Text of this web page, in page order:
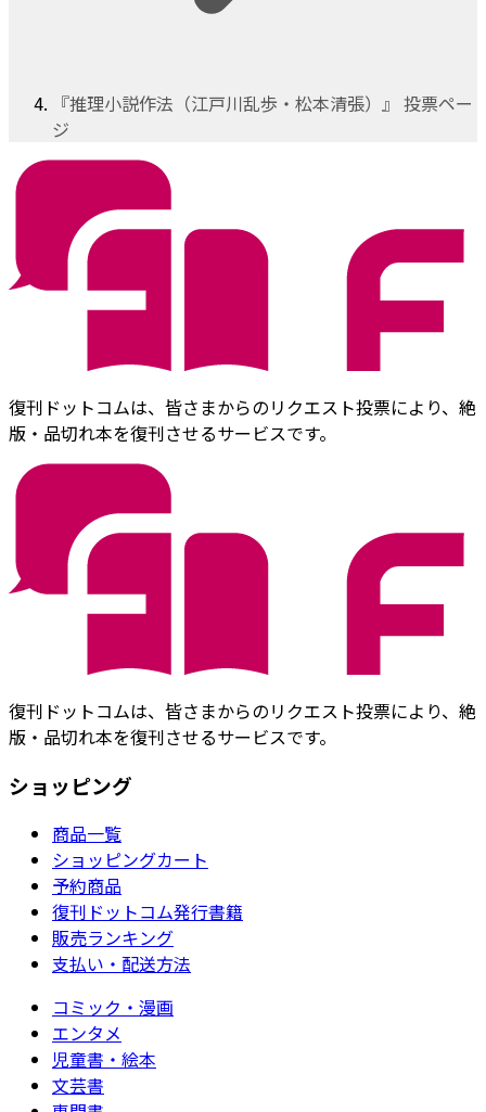
『推理小説作法（江戸川乱歩・松本清張）』 投票ペー
ジ
復刊ドットコムは、皆さまからのリクエスト投票により、絶
版・品切れ本を復刊させるサービスです。
復刊ドットコムは、皆さまからのリクエスト投票により、絶
版・品切れ本を復刊させるサービスです。
ショッピング
商品一覧
ショッピングカート
予約商品
復刊ドットコム発行書籍
販売ランキング
支払い・配送方法
コミック・漫画
エンタメ
児童書・絵本
文芸書